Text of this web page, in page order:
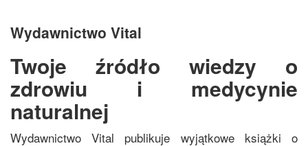
Wydawnictwo Vital
Twoje źródło wiedzy o
zdrowiu i medycynie
naturalnej
Wydawnictwo Vital publikuje wyjątkowe książki o